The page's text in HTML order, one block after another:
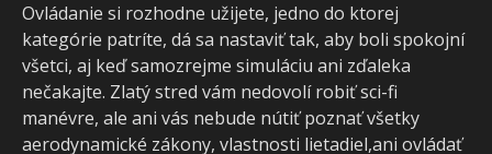
Ovládanie si rozhodne užijete, jedno do ktorej
kategórie patríte, dá sa nastaviť tak, aby boli spokojní
všetci, aj keď samozrejme simuláciu ani zďaleka
nečakajte. Zlatý stred vám nedovolí robiť sci-fi
manévre, ale ani vás nebude nútiť poznať všetky
aerodynamické zákony, vlastnosti lietadiel,ani ovládať